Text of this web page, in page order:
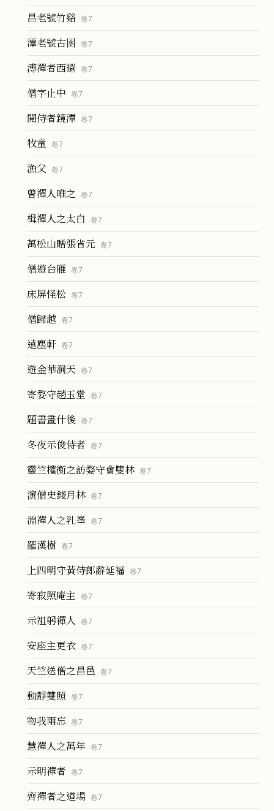
昌老號竹谿 卷7
潭老號古囦 卷7
溥禪者西還 卷7
僧字止中 卷7
閱侍者鏡潭 卷7
牧童 卷7
漁父 卷7
曾禪人唯之 卷7
楫禪人之太白 卷7
萬松山贈張省元 卷7
僧遊台雁 卷7
床屏怪松 卷7
僧歸越 卷7
遠塵軒 卷7
遊金華洞天 卷7
寄婺守趙玉堂 卷7
題書畫什後 卷7
冬夜示俊侍者 卷7
靈竺權衡之訪婺守會雙林 卷7
演僧史錢月林 卷7
淵禪人之乳峯 卷7
羅漢樹 卷7
上四明守黃侍郎辭延福 卷7
寄寂照庵主 卷7
示祖躬禪人 卷7
安座主更衣 卷7
天竺送僧之昌邑 卷7
動靜雙照 卷7
物我兩忘 卷7
慧禪人之萬年 卷7
示明禪者 卷7
齊禪者之道場 卷7